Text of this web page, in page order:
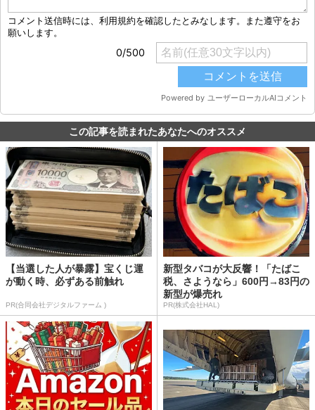
この記事を読まれたあなたへのオススメ
【当選した人が暴露】宝くじ運
が動く時、必ずある前触れ
PR(合同会社デジタルファーム )
新型タバコが大反響！「たばこ
税、さようなら」600円→83円の
新型が爆売れ
PR(株式会社HAL)